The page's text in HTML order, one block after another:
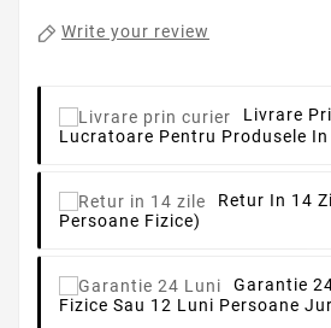
Write your review
Livrare
Lucratoare Pentru Produsele In
Retur In 14
Persoane Fizice)
Garantie
Fizice Sau 12 Luni Persoane